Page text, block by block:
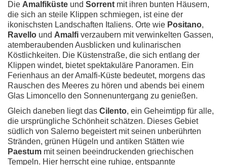
Die Amalfiküste und Sorrent mit ihren bunten Häusern,
die sich an steile Klippen schmiegen, ist eine der
ikonischsten Landschaften Italiens. Orte wie Positano,
Ravello und Amalfi verzaubern mit verwinkelten Gassen,
atemberaubenden Ausblicken und kulinarischen
Köstlichkeiten. Die Küstenstraße, die sich entlang der
Klippen windet, bietet spektakuläre Panoramen. Ein
Ferienhaus an der Amalfi-Küste bedeutet, morgens das
Rauschen des Meeres zu hören und abends bei einem
Glas Limoncello den Sonnenuntergang zu genießen.
Gleich daneben liegt das Cilento, ein Geheimtipp für alle,
die ursprüngliche Schönheit schätzen. Dieses Gebiet
südlich von Salerno begeistert mit seinen unberührten
Stränden, grünen Hügeln und antiken Stätten wie
Paestum mit seinen beeindruckenden griechischen
Tempeln. Hier herrscht eine ruhige, entspannte